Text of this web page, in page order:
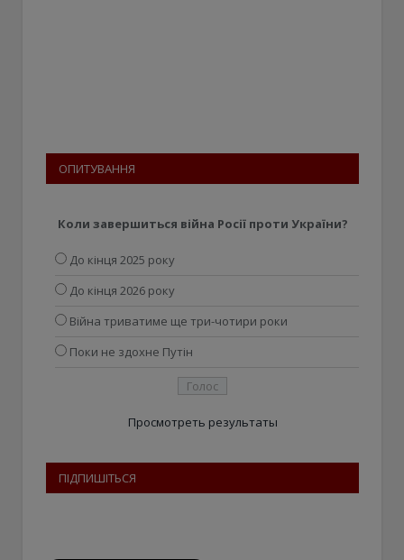
ОПИТУВАННЯ
Коли завершиться війна Росії проти України?
До кінця 2025 року
До кінця 2026 року
Війна триватиме ще три-чотири роки
Поки не здохне Путін
Просмотреть результаты
ПІДПИШІТЬСЯ